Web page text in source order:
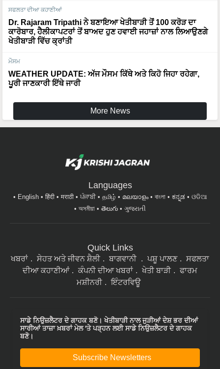
ਸਫਲਤਾ ਦੀਆ ਕਹਾਣੀਆਂ
Dr. Rajaram Tripathi ਨੇ ਬਣਾਇਆ ਖੇਤੀਬਾੜੀ ਤੋਂ 100 ਕਰੋੜ ਦਾ
ਕਾਰੋਬਾਰ, ਹੈਲੀਕਾਪਟਰਾਂ ਤੋਂ ਬਾਅਦ ਹੁਣ ਹਵਾਈ ਜਹਾਜ਼ਾਂ ਨਾਲ ਲਿਆਉਣਗੇ
ਖੇਤੀਬਾੜੀ ਵਿੱਚ ਕ੍ਰਾਂਤੀ
ਮੌਸਮ
WEATHER UPDATE: ਅੱਜ ਮੌਸਮ ਕਿੱਥੇ ਅਤੇ ਕਿਹੋ ਜਿਹਾ ਰਹੇਗਾ,
ਪੂਰੀ ਜਾਣਕਾਰੀ ਇੱਥੇ ਜਾਰੀ
More News
Languages
English हिंदी मराठी ਪੰਜਾਬੀ தமிழ் മലയാളം বাংলা ಕನ್ನಡ
ଓଡିଆ
অসমীয়া
తెలుగు ગુજરાતી
Quick Links
ਖਬਰਾਂ ਸੇਹਤ ਅਤੇ ਜੀਵਨ ਸ਼ੈਲੀ ਬਾਗਵਾਨੀ ਪਸ਼ੂ ਪਾਲਣ
ਸਫਲਤਾ
ਦੀਆ ਕਹਾਣੀਆਂ
ਕੰਪਨੀ ਦੀਆ ਖਬਰਾਂ ਖੇਤੀ ਬਾੜੀ
ਫਾਰਮ
ਮਸ਼ੀਨਰੀ
ਇੰਟਰਵਿਊ
ਸਾਡੇ ਨਿਉਜ਼ਲੈਟਰ ਦੇ ਗਾਹਕ ਬਣੋ। ਖੇਤੀਬਾੜੀ ਨਾਲ ਜੁੜੀਆਂ ਦੇਸ਼ ਭਰ ਦੀਆਂ
ਸਾਰੀਆਂ ਤਾਜ਼ਾ ਖ਼ਬਰਾਂ ਮੇਲ 'ਤੇ ਪੜ੍ਹਨ ਲਈ ਸਾਡੇ ਨਿਉਜ਼ਲੈਟਰ ਦੇ ਗਾਹਕ
ਬਣੋ।
Subscribe Newsletters